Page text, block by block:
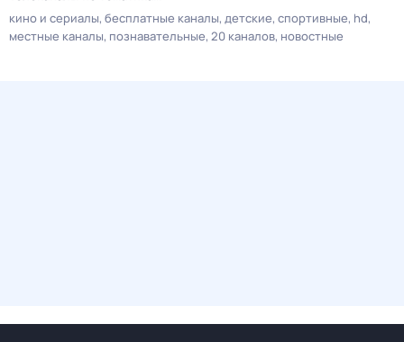
кино и сериалы бесплатные каналы детские спортивные hd
местные каналы познавательные 20 каналов новостные